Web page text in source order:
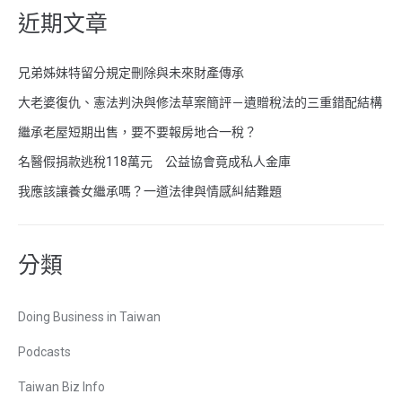
近期文章
兄弟姊妹特留分規定刪除與未來財產傳承
大老婆復仇、憲法判決與修法草案簡評－遺贈稅法的三重錯配結構
繼承老屋短期出售，要不要報房地合一稅？
名醫假捐款逃稅118萬元 公益協會竟成私人金庫
我應該讓養女繼承嗎？一道法律與情感糾結難題
分類
Doing Business in Taiwan
Podcasts
Taiwan Biz Info